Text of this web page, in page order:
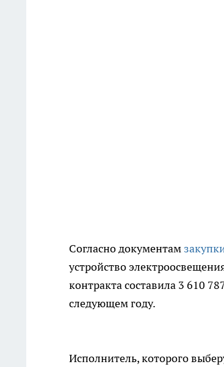
Согласно документам
устройство
контракта составила 3 610
следующем году.
Исполнитель, которого